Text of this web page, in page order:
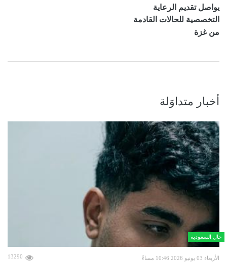
يواصل تقديم الرعاية
التخصصية للحالات القادمة
من غزة
أخبار متداوَلة
حال السعودية
الأربعاء 03 يونيو 2026 10:46 مساءً 13290